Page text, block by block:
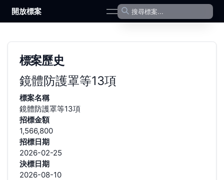
開放標案 open navigation menu
標案歷史
鏡體防護罩等13項
標案名稱
鏡體防護罩等13項
招標金額
1,566,800
招標日期
2026-02-25
決標日期
2026-08-10